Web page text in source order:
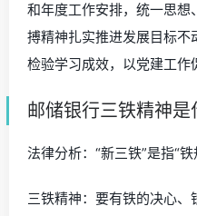
和年度工作安排，统一思
搏精神扎实推进发展目标
检验学习成效，以党建工作
邮储银行三铁精神是
法律分析：“新三铁”是指“
三铁精神：要有铁的决心、